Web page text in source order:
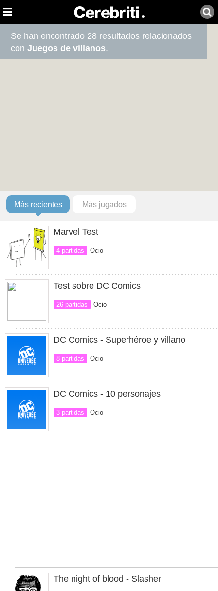
Se han encontrado 28 resultados relacionados
conJuegos de villanos.
Más recientes Más jugados
Marvel Test
4 partidas Ocio
Test sobre DC Comics
26 partidas Ocio
DC Comics - Superhéroe y villano
8 partidas Ocio
DC Comics - 10 personajes
3 partidas Ocio
The night of blood - Slasher